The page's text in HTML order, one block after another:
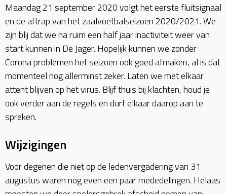
Maandag 21 september 2020 volgt het eerste fluitsignaal
en de aftrap van het zaalvoetbalseizoen 2020/2021. We
zijn blij dat we na ruim een half jaar inactiviteit weer van
start kunnen in De Jager. Hopelijk kunnen we zonder
Corona problemen het seizoen ook goed afmaken, al is dat
momenteel nog allerminst zeker. Laten we met elkaar
attent blijven op het virus. Blijf thuis bij klachten, houd je
ook verder aan de regels en durf elkaar daarop aan te
spreken.
Wijzigingen
Voor degenen die niet op de ledenvergadering van 31
augustus waren nog even een paar mededelingen. Helaas